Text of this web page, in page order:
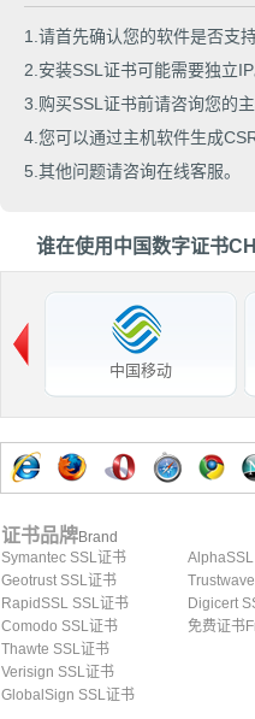
1.请首先确认您的软件是否支持
2.安装SSL证书可能需要独立IP
3.购买SSL证书前请咨询您的
4.您可以通过主机软件生成
5.其他问题请咨询在线客服。
谁在使用中国数字证书
中国移动
证书品牌Brand
Symantec SSL证书
Geotrust SSL证书
RapidSSL SSL证书
Comodo SSL证书
Thawte SSL证书
Verisign SSL证书
GlobalSign SSL证书
Digicert
免费证书